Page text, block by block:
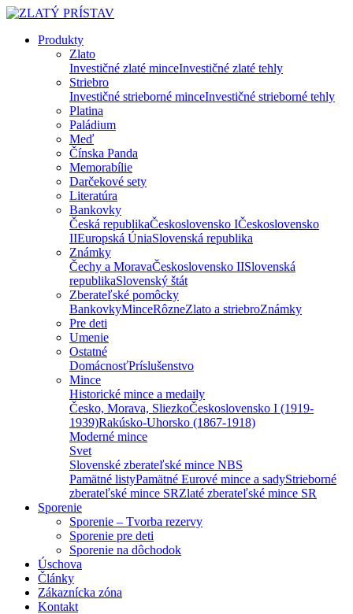
Produkty
Zlato
Investičné zlaté minceInvestičné zlaté tehly
Striebro
Investičné strieborné minceInvestičné strieborné tehly
Platina
Paládium
Meď
Čínska Panda
Memorabílie
Darčekové sety
Literatúra
Bankovky
Česká republikaČeskoslovensko IČeskoslovensko
IIEuropská ÚniaSlovenská republika
Známky
Čechy a MoravaČeskoslovensko IISlovenská
republikaSlovenský štát
Zberateľské pomôcky
BankovkyMinceRôzneZlato a striebroZnámky
Pre deti
Umenie
Ostatné
DomácnosťPríslušenstvo
Mince
Historické mince a medaily
Česko, Morava, SliezkoČeskoslovensko I (1919-
1939)Rakúsko-Uhorsko (1867-1918)
Moderné mince
Svet
Slovenské zberateľské mince NBS
Pamätné listyPamätné Eurové mince a sadyStrieborné
zberateľské mince SRZlaté zberateľské mince SR
Sporenie
Sporenie – Tvorba rezervy
Sporenie pre deti
Sporenie na dôchodok
Úschova
Články
Zákaznícka zóna
Kontakt